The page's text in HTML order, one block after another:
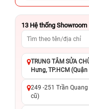
13 Hệ thống Showroom
TRUNG TÂM SỬA
Hưng, TP.HCM
249 -251 Trần
cũ)